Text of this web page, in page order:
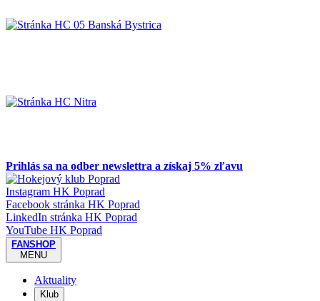
Prihlás sa na odber newslettra a získaj 5% zľavu
Instagram HK Poprad
Facebook stránka HK Poprad
LinkedIn stránka HK Poprad
YouTube HK Poprad
FANSHOP
MENU
Aktuality
Klub